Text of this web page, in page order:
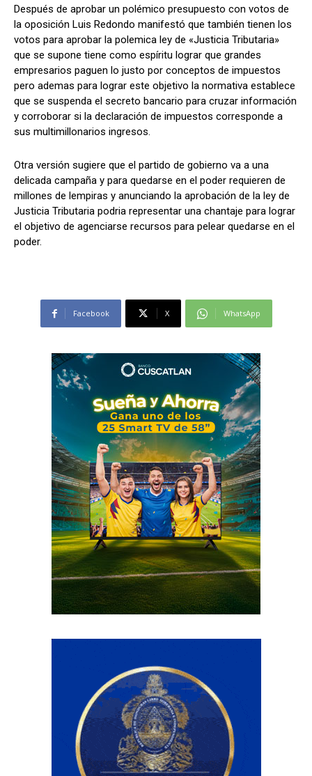
Comparta
Facebook X WhatsApp
Síganos
Comparta
Facebook X WhatsApp
Síganos
Después de aprobar un polémico presupuesto con votos de
la oposición Luis Redondo manifestó que también tienen los
votos para aprobar la polemica ley de «Justicia Tributaria»
que se supone tiene como espíritu lograr que grandes
empresarios paguen lo justo por conceptos de impuestos
pero ademas para lograr este objetivo la normativa establece
que se suspenda el secreto bancario para cruzar información
y corroborar si la declaración de impuestos corresponde a
sus multimillonarios ingresos.
Otra versión sugiere que el partido de gobierno va a una
delicada campaña y para quedarse en el poder requieren de
millones de lempiras y anunciando la aprobación de la ley de
Justicia Tributaria podria representar una chantaje para lograr
el objetivo de agenciarse recursos para pelear quedarse en el
poder.
Facebook X WhatsApp